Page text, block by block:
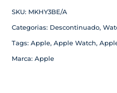
SKU: MKHY3BE/A
Categorias: Descontinuado,
Tags: Apple, Apple Watch,
Marca: Apple